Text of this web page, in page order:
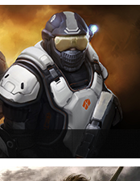
Studios készölő játéka
Games legújabb motorját, az
Engine 4-et fogja
elmondja, hogy szerinte melyek